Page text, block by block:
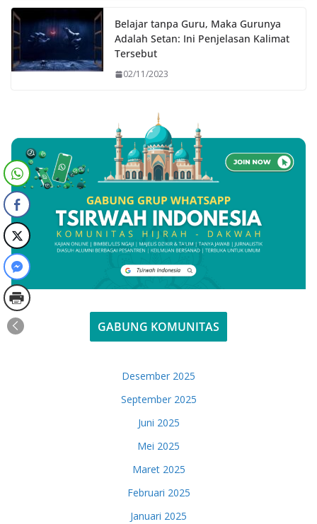
Belajar tanpa Guru, Maka Gurunya
Adalah Setan: Ini Penjelasan Kalimat
Tersebut
02/11/2023
GABUNG KOMUNITAS
Desember 2025
September 2025
Juni 2025
Mei 2025
Maret 2025
Februari 2025
Januari 2025